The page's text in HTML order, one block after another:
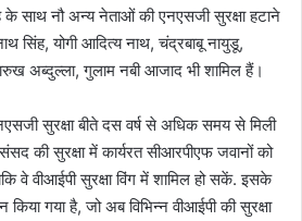
के साथ नौ अन्य नेताओं की एनएसजी सुरक्षा हटाने
सिंह, योगी आदित्य नाथ, चंद्रबाबू नायुडू,
अब्दुल्ला, गुलाम नबी आजाद भी शामिल हैं।
सुरक्षा बीते दस वर्ष से अधिक समय से मिली
की सुरक्षा में कार्यरत सीआरपीएफ जवानों को
वे वीआईपी सुरक्षा विंग में शामिल हो सकें. इसके
गया है, जो अब विभिन्न वीआईपी की सुरक्षा